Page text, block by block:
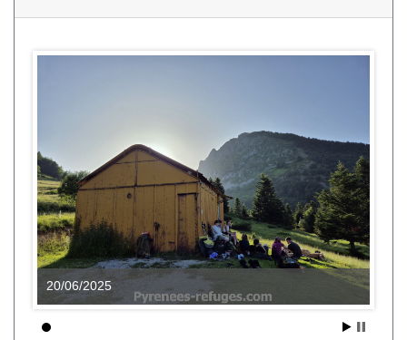
20/06/2025